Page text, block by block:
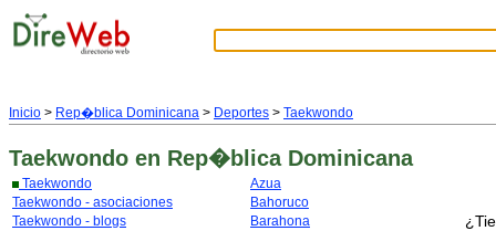
Inicio > Rep�blica Dominicana > Deportes > Taekwondo
Taekwondo en Rep�blica Dominicana
Taekwondo
Taekwondo - asociaciones
Taekwondo - blogs
Azua
Bahoruco
Barahona